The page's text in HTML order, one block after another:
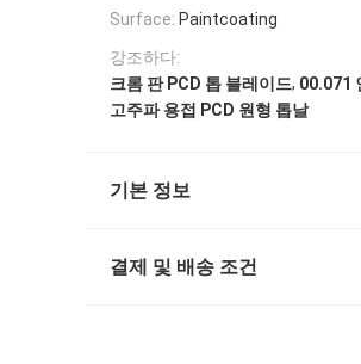
Surface: Paintcoating
강조하다:
크롬 판 PCD 톱 블레이드, 00.071
고주파 용접 PCD 원형 톱날
기본 정보
결제 및 배송 조건